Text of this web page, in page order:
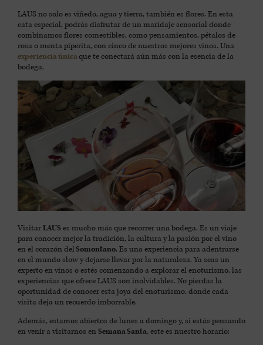
LAUS no solo es viñedo, agua y tierra, también es flores. En esta
cata especial, podrás disfrutar de un maridaje sensorial donde
combinamos flores comestibles, como pensamientos, pétalos de
rosa o menta piperita, con cinco de nuestros mejores vinos. Una
experiencia únicaque te conectará aún más con la esencia de la
bodega.
VisitarLAUS es mucho más que recorrer una bodega. Es un viaje
para conocer mejor la tradición, la cultura y la pasión por el vino
en el corazón delSomontano. Es una experiencia para adentrarse
en el mundo slow y dejarse llevar por la naturaleza. Ya seas un
experto en vinos o estés comenzando a explorar el enoturismo, las
experiencias que ofrece LAUS son inolvidables. No pierdas la
oportunidad de conocer esta joya del enoturismo, donde cada
visita deja un recuerdo imborrable.
Además, estamos abiertos de lunes a domingo y, si estás pensando
en venir a visitarnos enSemana Santa, este es nuestro horario: